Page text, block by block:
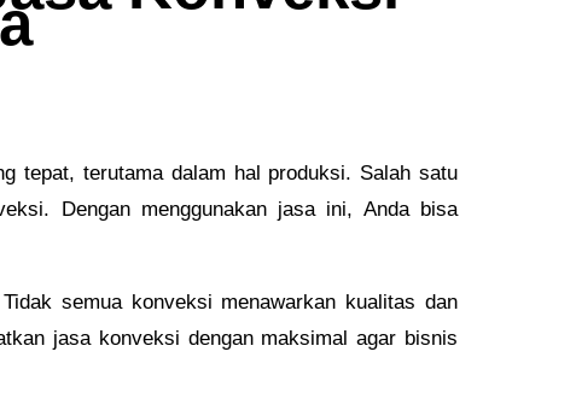
tepat, terutama dalam hal produksi. Salah satu
Dengan menggunakan jasa ini, Anda bisa
semua konveksi menawarkan kualitas dan
jasa konveksi dengan maksimal agar bisnis